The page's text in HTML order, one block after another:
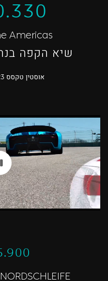
Americas
שיא הקפה
אוסטין טקסס 23 בפברואר 2017